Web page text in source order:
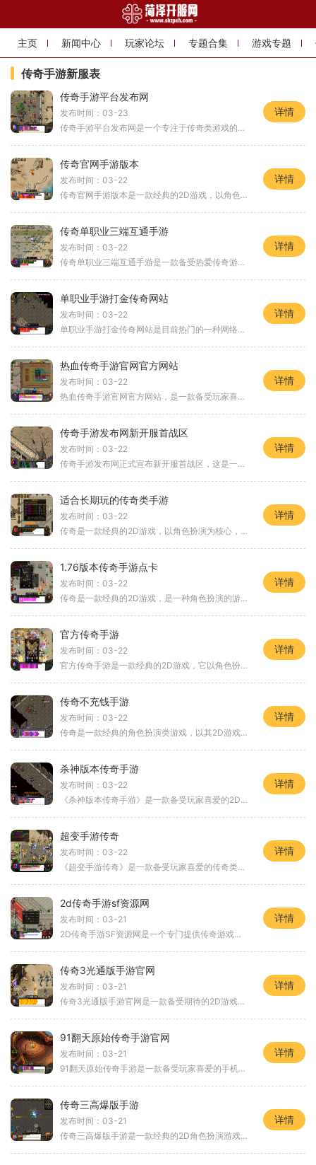
主页 新闻中心 玩家论坛 专题合集 游戏专题
传奇手游新服表
传奇手游平台发布网
发布时间：03-23
传奇手游平台发布网是一个专注于传奇类游戏的平台，为广大传奇游戏爱好者提供了一个交流和分享的平台。在这个平台上，玩家可以找到最新最热门的传奇手游，并与其他玩家分享游
详情
传奇官网手游版本
发布时间：03-22
传奇官网手游版本是一款经典的2D游戏，以角色扮演为主题，在万人在线的环境中提供了丰富多样的玩法和玩家互动的机会。在这个游戏中，玩家可以选择不同的角色扮演，探索广阔的游
详情
传奇单职业三端互通手游
发布时间：03-22
传奇单职业三端互通手游是一款备受热爱传奇游戏的玩家期待的手游。它的特点就是支持三端互通，不论是在电脑上还是在手机上，玩家都可以畅快体验这款经典的传奇游戏。游戏延续
详情
单职业手游打金传奇网站
发布时间：03-22
单职业手游打金传奇网站是目前热门的一种网络游戏玩法。在这个网络游戏中，玩家扮演一个职业角色，通过完成各种任务和挑战来获取游戏中的金币和道具。本文将为大家详细介绍单
详情
热血传奇手游官网官方网站
发布时间：03-22
热血传奇手游官网官方网站，是一款备受玩家喜爱的2D传奇游戏。作为一款经典的角色扮演游戏，热血传奇手游以其丰富的玩法和刺激的游戏体验吸引了无数玩家的关注。它以万人在线的
详情
传奇手游发布网新开服首战区
发布时间：03-22
传奇手游发布网正式宣布新开服首战区，这是一款备受期待的2D游戏，具备丰富的角色扮演和万人在线的特点，让玩家们可以尽情地享受游戏的乐趣和与其他玩家的互动。作为一款经典的
详情
适合长期玩的传奇类手游
发布时间：03-22
传奇是一款经典的2D游戏，以角色扮演为核心，拥有万人在线同服功能，玩家可以通过与其他玩家的互动体验真实的游戏世界。这款游戏有着丰富多样的玩法，让玩家可以长期愉快地玩下
详情
1.76版本传奇手游点卡
发布时间：03-22
传奇是一款经典的2D游戏，是一种角色扮演的游戏类型。它以其刺激的游戏玩法和万人在线的特点而闻名。传奇游戏中，玩家可以与其他玩家进行互动，进行装备打造，利用地图传送NP
详情
官方传奇手游
发布时间：03-22
官方传奇手游是一款经典的2D游戏，它以角色扮演为核心，让玩家在虚拟的游戏世界中体验刺激的冒险和万人在线的玩家互动。这款游戏以其精美的画面和创新的玩法受到了广大玩家的喜
详情
传奇不充钱手游
发布时间：03-22
传奇是一款经典的角色扮演类游戏，以其2D游戏画面和万人在线的特点而风靡全球。作为一款传奇不充钱手游，它为玩家提供了丰富的游戏内容和多样化的玩法，让玩家们能够享受到真正
详情
杀神版本传奇手游
发布时间：03-22
《杀神版本传奇手游》是一款备受玩家喜爱的2D游戏角色扮演类手游，其独具魅力的游戏玩法让无数玩家沉迷其中。作为一款万人在线的游戏，玩家们可以和其他玩家进行互动，体验真实
详情
超变手游传奇
发布时间：03-22
《超变手游传奇》是一款备受玩家喜爱的传奇类手游。游戏以其丰富的玩法内容和独特的游戏设定而受到广大手游玩家的追捧。下面，我们就为大家详细介绍一下这款游戏的具体玩法。
详情
2d传奇手游sf资源网
发布时间：03-21
2D传奇手游SF资源网是一个专门提供传奇游戏相关资源的网站，让玩家能够更全面、更便捷地享受到这款经典游戏的乐趣。在2D传奇手游SF资源网上，玩家可以找到各种游戏中需要的道具、
详情
传奇3光通版手游官网
发布时间：03-21
传奇3光通版手游官网是一款备受期待的2D游戏，以角色扮演为核心，采用万人在线的方式，玩家可以与其他玩家互动，共同探索传奇的世界。本游戏不仅采用了最新的光通技术，使画面
详情
91翻天原始传奇手游官网
发布时间：03-21
91翻天原始传奇手游是一款备受玩家喜爱的手机游戏。作为一款经典的传奇游戏，它在保留了原汁原味的游戏体验的还加入了许多创新的元素，让玩家可以在手机上尽享传奇的乐趣。作为
详情
传奇三高爆版手游
发布时间：03-21
传奇三高爆版手游是一款经典的2D角色扮演游戏，以传奇为题材，秉承了传奇游戏一贯的万人在线和玩家互动特点。游戏中有丰富的装备强化NPC、传送系统、勋章系统以及精彩纷呈的大主
详情